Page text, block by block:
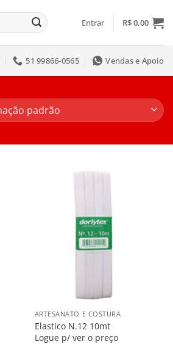
Entrar R$0,00
51 99866-0565 Vendas e Apoio
ARTESANATO E COSTURA
Elastico N.12 10mt
Logue p/ ver o preço